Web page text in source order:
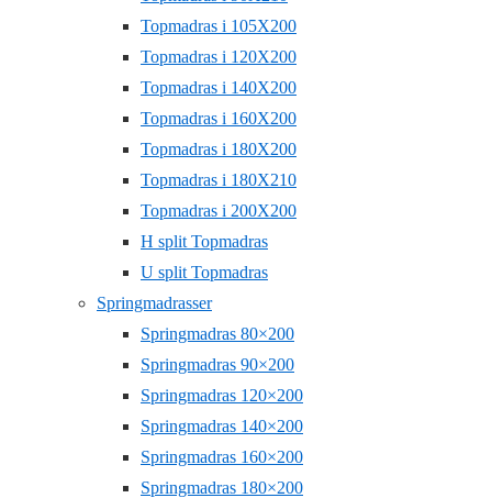
Topmadras i 105X200
Topmadras i 120X200
Topmadras i 140X200
Topmadras i 160X200
Topmadras i 180X200
Topmadras i 180X210
Topmadras i 200X200
H split Topmadras
U split Topmadras
Springmadrasser
Springmadras 80×200
Springmadras 90×200
Springmadras 120×200
Springmadras 140×200
Springmadras 160×200
Springmadras 180×200